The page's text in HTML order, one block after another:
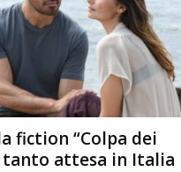
fiction “Colpa dei
tanto attesa in Italia